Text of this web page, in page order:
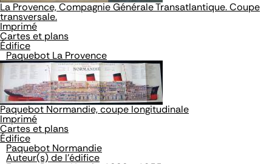
La Provence, Compagnie Générale Transatlantique. Coupe
transversale.
Imprimé
Cartes et plans
Édifice
Paquebot La Provence
Paquebot Normandie, coupe longitudinale
Imprimé
Cartes et plans
Édifice
Paquebot Normandie
Auteur(s) de l'édifice